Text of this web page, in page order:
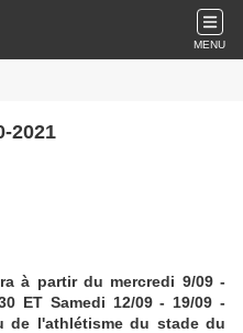
MENU
2021
à partir du mercredi 9/09 -
ET Samedi 12/09 - 19/09 -
de l'athlétisme du stade du